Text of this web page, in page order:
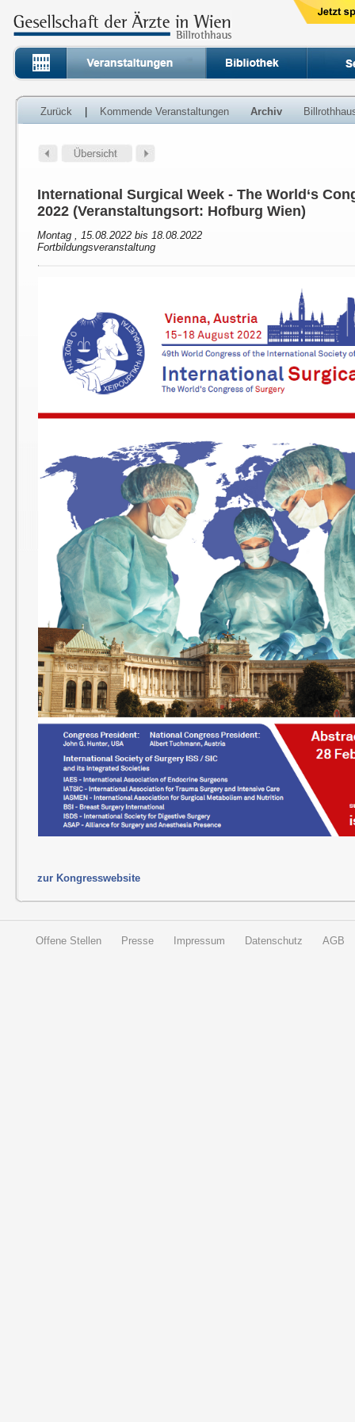
Zurück Kommende Veranstaltungen Archiv
International Surgical Week - The World‘s
2022 (Veranstaltungsort: Hofburg Wien)
Montag , 15.08.2022 bis 18.08.2022
Fortbildungsveranstaltung
zur Kongresswebsite
Offene Stellen Presse Impressum Datenschutz AGB